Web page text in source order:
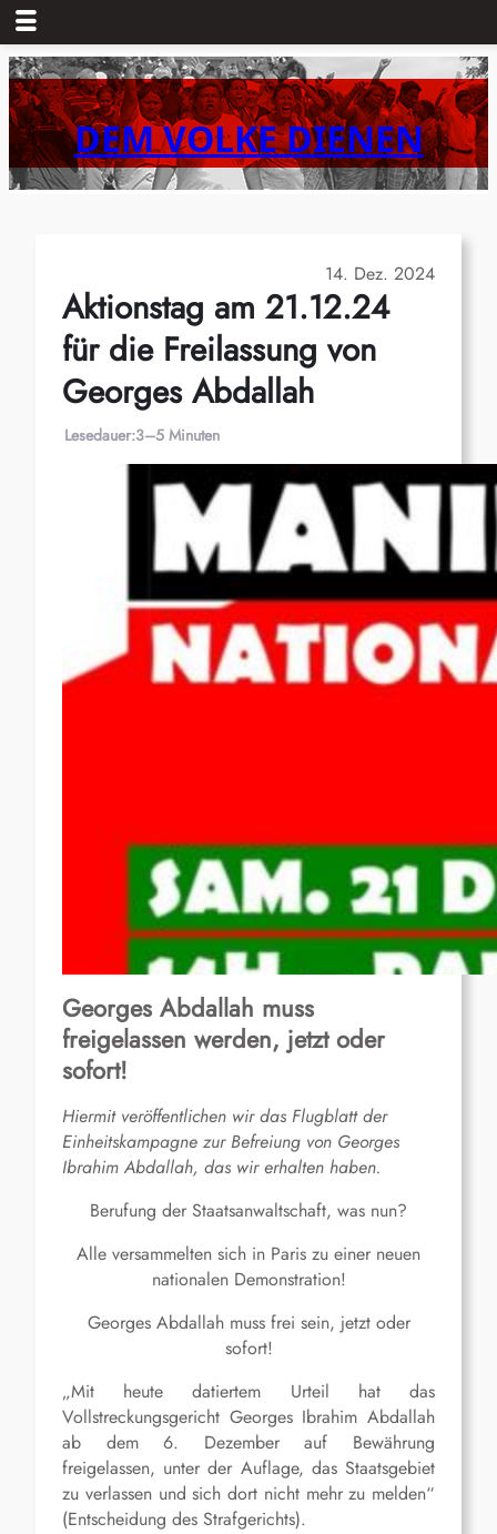
Zum
Inhalt
springenDEM VOLKE DIENEN
14. Dez. 2024
Aktionstag am 21.12.24
für die Freilassung von
Georges Abdallah
Lesedauer:3–5 Minuten
Georges Abdallah muss
freigelassen werden, jetzt oder
sofort!
Hiermit veröffentlichen wir das Flugblatt der
Einheitskampagne zur Befreiung von Georges
Ibrahim Abdallah, das wir erhalten haben.
Berufung der Staatsanwaltschaft, was nun?
Alle versammelten sich in Paris zu einer neuen
nationalen Demonstration!
Georges Abdallah muss frei sein, jetzt oder
sofort!
„Mit heute datiertem Urteil hat das
Vollstreckungsgericht Georges Ibrahim Abdallah
ab dem 6. Dezember auf Bewährung
freigelassen, unter der Auflage, das Staatsgebiet
zu verlassen und sich dort nicht mehr zu melden“
(Entscheidung des Strafgerichts).